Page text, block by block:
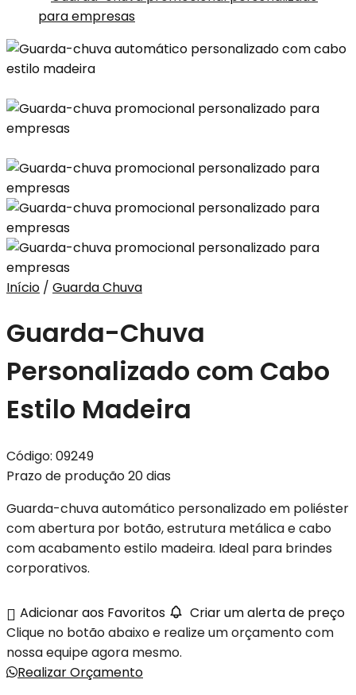
Início / Guarda Chuva
Guarda-Chuva
Personalizado com Cabo
Estilo Madeira
Código: 09249
Prazo de produção 20 dias
Guarda-chuva automático personalizado em poliéster
com abertura por botão, estrutura metálica e cabo
com acabamento estilo madeira. Ideal para brindes
corporativos.
Adicionar aos Favoritos
Criar um alerta de preço
Clique no botão abaixo e realize um orçamento com
nossa equipe agora mesmo.
Realizar Orçamento